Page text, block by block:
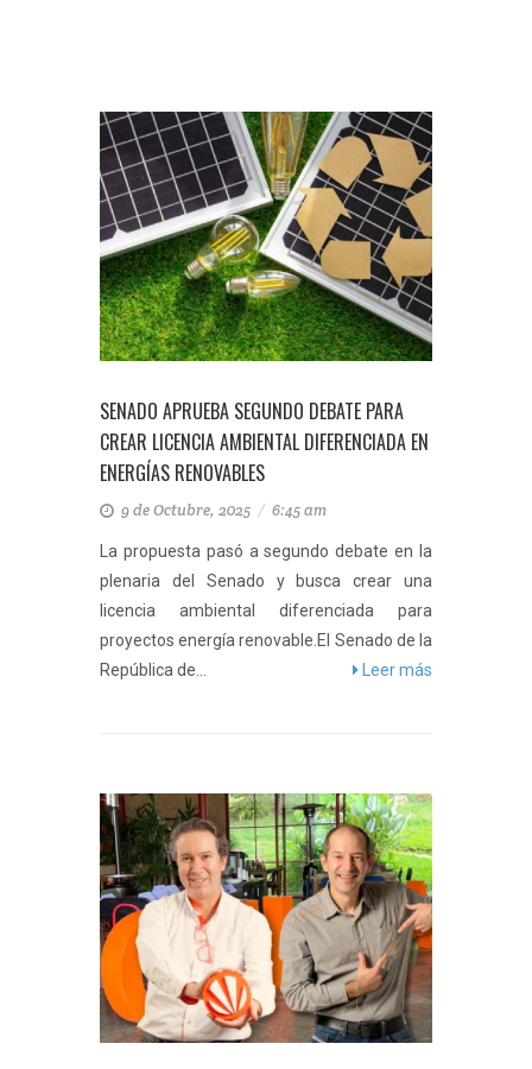
SENADO APRUEBA SEGUNDO DEBATE PARA
CREAR LICENCIA AMBIENTAL DIFERENCIADA EN
ENERGÍAS RENOVABLES
9 de Octubre, 2025 / 6:45 am
La propuesta pasó a segundo debate en la
plenaria del Senado y busca crear una
licencia ambiental diferenciada para
proyectos energía renovable.El Senado de la
República de...
Leer más